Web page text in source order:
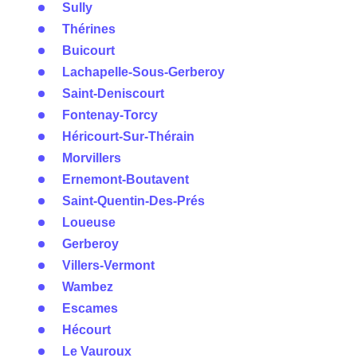
Sully
Thérines
Buicourt
Lachapelle-Sous-Gerberoy
Saint-Deniscourt
Fontenay-Torcy
Héricourt-Sur-Thérain
Morvillers
Ernemont-Boutavent
Saint-Quentin-Des-Prés
Loueuse
Gerberoy
Villers-Vermont
Wambez
Escames
Hécourt
Le Vauroux